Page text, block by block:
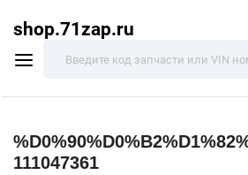
shop.71zap.ru
111047361